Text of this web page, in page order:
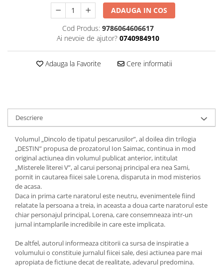
Sociologie si filozofie
ADAUGA IN COS
Cod Produs: 9786064606617
Ai nevoie de ajutor? 0740984910
Adauga la Favorite Cere informatii
Descriere
Volumul „Dincolo de tipatul pescarusilor”, al doilea din trilogia
„DESTIN” propusa de prozatorul Ion Saimac, continua in mod
original actiunea din volumul publicat anterior, intitulat
„Misterele literei V”, al carui personaj principal era nea Sami,
pornit in cautarea fiicei sale Lorena, disparuta in mod misterios
de acasa.
Daca in prima carte naratorul este neutru, evenimentele fiind
relatate la persoana a treia, in aceasta a doua carte naratorul este
chiar personajul principal, Lorena, care consemneaza intr-un
jurnal intamplarile incredibile in care este implicata.
De altfel, autorul informeaza cititorii ca sursa de inspiratie a
volumului o constituie jurnalul fiicei sale, desi actiunea pare mai
apropiata de fictiune decat de realitate, adevarul predomina.